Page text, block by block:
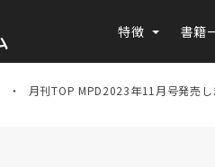
特徴 書籍
月刊TOP MPD2023年11月号発売し